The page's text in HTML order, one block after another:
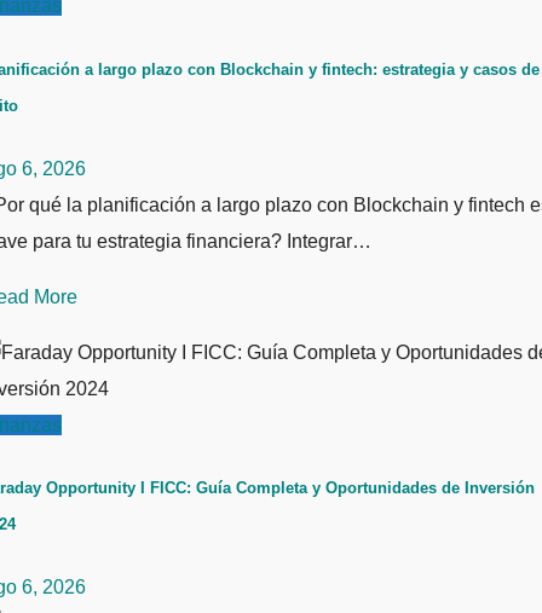
a largo plazo con Blockchain y fintech: estrategia y casos de
6, 2026
qué la planificación a largo plazo con Blockchain y fintech
para tu estrategia financiera? Integrar…
More
Opportunity I FICC: Guía Completa y Oportunidades de Inversión
6, 2026